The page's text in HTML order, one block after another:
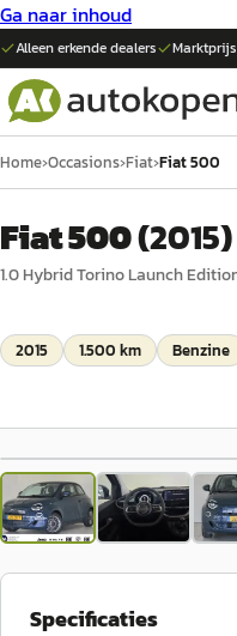
Ga naar inhoud
Alleen erkende dealers
Home›Occasions›Fiat›Fiat 500
Fiat 500(2015)
1.0 Hybrid Torino Launch
2015 1.500 km Benzine
Specificaties